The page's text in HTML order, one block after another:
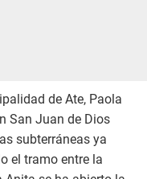
de Ate, Paola
San Juan de Dios
subterráneas ya
el tramo entre la